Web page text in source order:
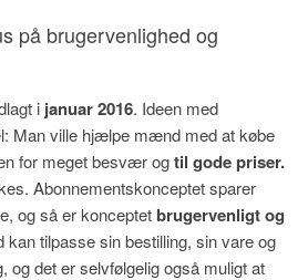
på brugervenlighed og
i januar 2016. Ideen med
Man ville hjælpe mænd med at købe
for meget besvær ogtil gode priser.
Abonnementskonceptet sparer
og så er konceptet brugervenligt og
kan tilpasse sin bestilling, sin vare og
og det er selvfølgelig også muligt at